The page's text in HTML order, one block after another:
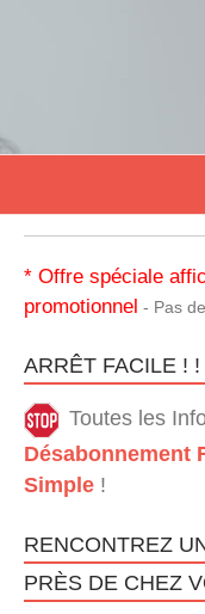
* Offre spéciale
promotionnel - Pas
ARRÊT FACILE ! !
Toutes les
Désabonnement
Simple !
RENCONTREZ
PRÈS DE CHEZ